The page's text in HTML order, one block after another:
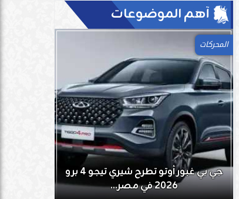
آهم الموضوعات
المحركات
جي بي غبور أوتو تطرح شيري تيجو 4 برو
2026 في مصر...